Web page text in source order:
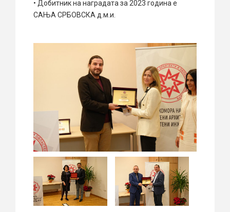
• Добитник на наградата за 2023 година е
САЊА СРБОВСКА д.м.и.